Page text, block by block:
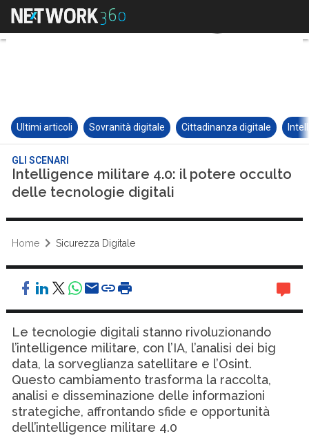
Ultimi articoli Sovranità digitale Cittadinanza digitale
GLI SCENARI
Intelligence militare 4.0: il potere occulto
delle tecnologie digitali
Home Sicurezza Digitale
Le tecnologie digitali stanno rivoluzionando
l’intelligence militare, con l’IA, l’analisi dei big
data, la sorveglianza satellitare e l’Osint.
Questo cambiamento trasforma la raccolta,
analisi e disseminazione delle informazioni
strategiche, affrontando sfide e opportunità
dell’intelligence militare 4.0